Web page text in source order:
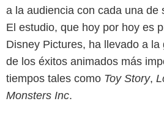
a la audiencia con cada una de
El estudio, que hoy por hoy es
Disney Pictures, ha llevado a
de los éxitos animados más
tiempos tales como Toy Story,
Monsters Inc.